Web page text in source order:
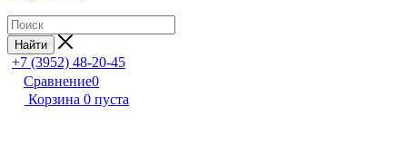
Найти
+7 (3952) 48-20-45
Сравнение0
Корзина 0 пуста